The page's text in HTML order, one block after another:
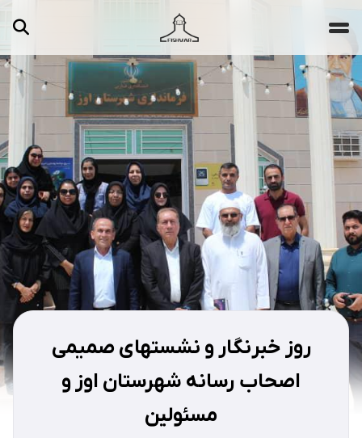
مقالات تصاویر
ویدیوها دسته‌بندی‌ها
جستجو ...
روز خبرنگار و نشستهای صمیمی
اصحاب رسانه شهرستان اوز و
مسئولین